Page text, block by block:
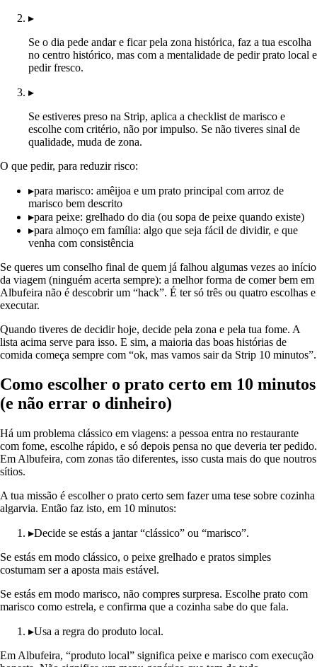
▸
Se o dia pede andar e ficar pela zona histórica, faz a tua escolha
no centro histórico, mas com a mentalidade de pedir prato local e
pedir fresco.
▸
Se estiveres preso na Strip, aplica a checklist de marisco e
escolhe com critério, não por impulso. Se não tiveres sinal de
qualidade, muda de zona.
O que pedir, para reduzir risco:
▸para marisco: amêijoa e um prato principal com arroz de
marisco bem descrito
▸para peixe: grelhado do dia (ou sopa de peixe quando existe)
▸para almoço em família: algo que seja fácil de dividir, e que
venha com consistência
Se queres um conselho final de quem já falhou algumas vezes ao início
da viagem (ninguém acerta sempre): a melhor forma de comer bem em
Albufeira não é descobrir um “hack”. É ter só três ou quatro escolhas e
executar.
Quando tiveres de decidir hoje, decide pela zona e pela tua fome. A
lista acima serve para isso. E sim, a maioria das boas histórias de
comida começa sempre com “ok, mas vamos sair da Strip 10 minutos”.
Como escolher o prato certo em 10 minutos
(e não errar o dinheiro)
Há um problema clássico em viagens: a pessoa entra no restaurante
com fome, escolhe rápido, e só depois pensa no que deveria ter pedido.
Em Albufeira, com zonas tão diferentes, isso custa mais do que noutros
sítios.
A tua missão é escolher o prato certo sem fazer uma tese sobre cozinha
algarvia. Então faz isto, em 10 minutos:
▸Decide se estás a jantar “clássico” ou “marisco”.
Se estás em modo clássico, o peixe grelhado e pratos simples
costumam ser a aposta mais estável.
Se estás em modo marisco, não compres surpresa. Escolhe prato com
marisco como estrela, e confirma que a cozinha sabe do que fala.
▸Usa a regra do produto local.
Em Albufeira, “produto local” significa peixe e marisco com execução